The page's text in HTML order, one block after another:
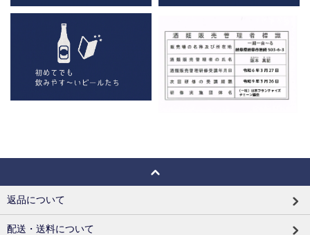
返品について
配送・送料について